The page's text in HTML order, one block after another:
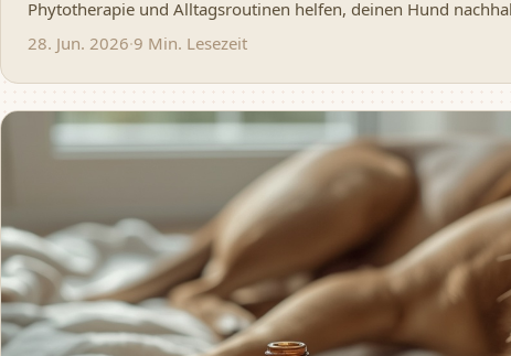
Phytotherapie und Alltagsroutinen helfen, deinen Hund
28. Jun. 2026·9 Min. Lesezeit